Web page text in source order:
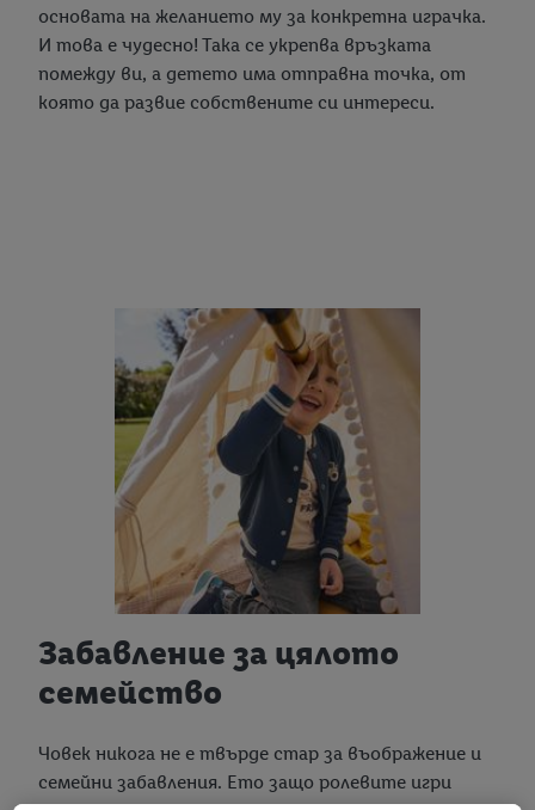
основата на желанието му за конкретна играчка.
И това е чудесно! Така се укрепва връзката
помежду ви, а детето има отправна точка, от
която да развие собствените си интереси.
Забавление за цялото
семейство
Човек никога не е твърде стар за въображение и
семейни забавления. Ето защо ролевите игри